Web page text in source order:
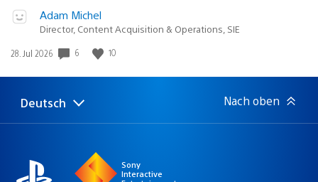
Adam Michel
Director, Content Acquisition & Operations, SIE
Veröffentlichungsdatum:
28. Jul 2026 6 10
Select
Aktuelle
Deutsch Nach oben
Sony
Interactive